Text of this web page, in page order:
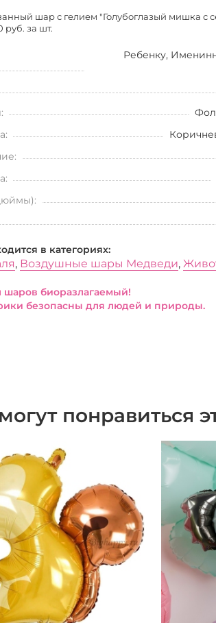
шар с гелием "Голубоглазый мишка с
руб. за шт.
Ребенку,
в категориях:
, Воздушные шары Медведи,
шаров биоразлагаемый!
безопасны для людей и природы.
понравиться